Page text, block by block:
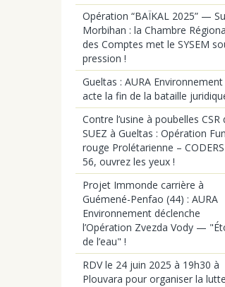
Opération “BAÏKAL 2025” —
Morbihan : la Chambre
des Comptes met le SYSEM
pression !
Gueltas : AURA Environnement
acte la fin de la bataille
Contre l’usine à poubelles CSR
SUEZ à Gueltas : Opération
rouge Prolétarienne –
56, ouvrez les yeux !
Projet Immonde carrière à
Guémené-Penfao (44) : AURA
Environnement déclenche
l’Opération Zvezda Vody —
de l’eau" !
RDV le 24 juin 2025 à 19h30 à
Plouvara pour organiser la lutte